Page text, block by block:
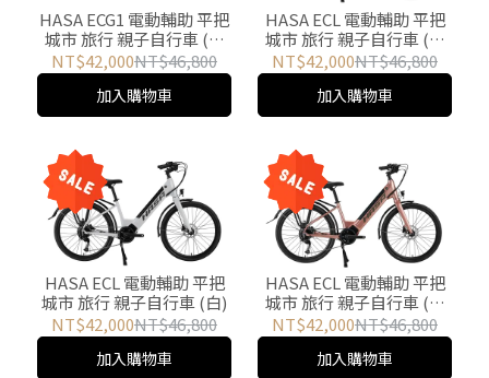
HASA ECG1 電動輔助 平把
城市 旅行 親子自行車 (黑
紅)
NT$42,000NT$46,800
加入購物車
HASA ECL 電動輔助 平把
城市 旅行 親子自行車 (湖
水綠)
NT$42,000NT$46,800
加入購物車
HASA ECL 電動輔助 平把
城市 旅行 親子自行車 (白)
NT$42,000NT$46,800
加入購物車
HASA ECL 電動輔助 平把
城市 旅行 親子自行車 (香
檳金)
NT$42,000NT$46,800
加入購物車